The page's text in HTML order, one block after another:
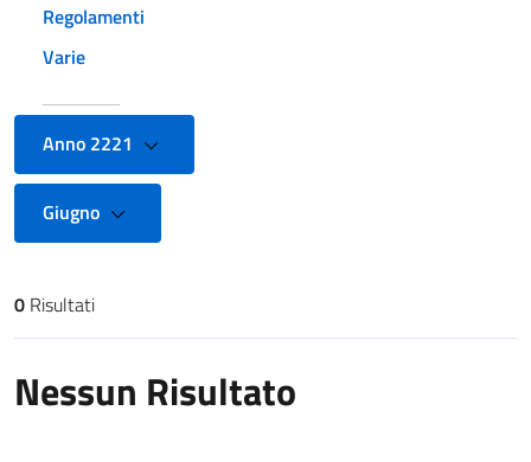
Regolamenti
Varie
Anno 2221
Giugno
Risultati di ricerca
0 Risultati
Nessun Risultato